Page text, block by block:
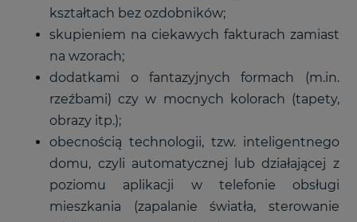
kształtach bez ozdobników;
skupieniem na ciekawych fakturach zamiast
na wzorach;
dodatkami o fantazyjnych formach (m.in.
rzeźbami) czy w mocnych kolorach (tapety,
obrazy itp.);
obecnością technologii, tzw. inteligentnego
domu, czyli automatycznej lub działającej z
poziomu aplikacji w telefonie obsługi
mieszkania (zapalanie światła, sterowanie